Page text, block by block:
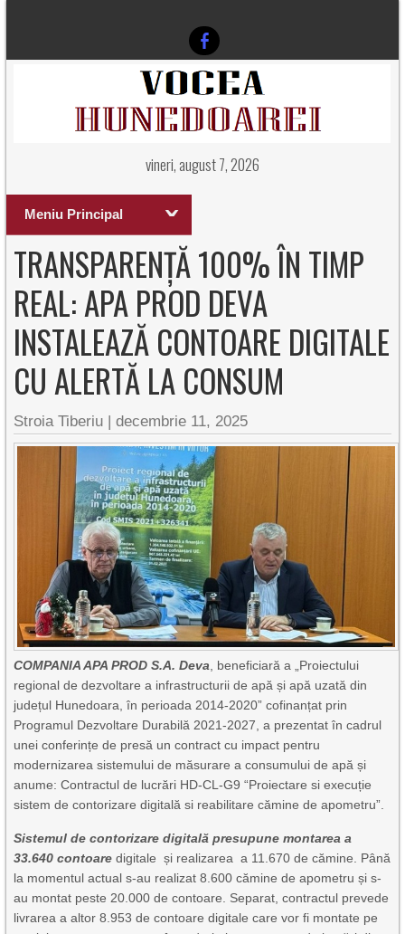
vineri, august 7, 2026
Meniu Principal
TRANSPARENȚĂ 100% ÎN TIMP
REAL: APA PROD DEVA
INSTALEAZĂ CONTOARE DIGITALE
CU ALERTĂ LA CONSUM
Stroia Tiberiu |decembrie 11, 2025
COMPANIA APA PROD S.A. Deva, beneficiară a „Proiectului
regional de dezvoltare a infrastructurii de apă și apă uzată din
județul Hunedoara, în perioada 2014-2020” cofinanțat prin
Programul Dezvoltare Durabilă 2021-2027, a prezentat în cadrul
unei conferințe de presă un contract cu impact pentru
modernizarea sistemului de măsurare a consumului de apă și
anume: Contractul de lucrări HD-CL-G9 “Proiectare si execuție
sistem de contorizare digitală si reabilitare cămine de apometru”.
Sistemul de contorizare digitală presupune montarea a
33.640 contoare digitale și realizarea a 11.670 de cămine. Până
la momentul actual s-au realizat 8.600 cămine de apometru și s-
au montat peste 20.000 de contoare. Separat, contractul prevede
livrarea a altor 8.953 de contoare digitale care vor fi montate pe